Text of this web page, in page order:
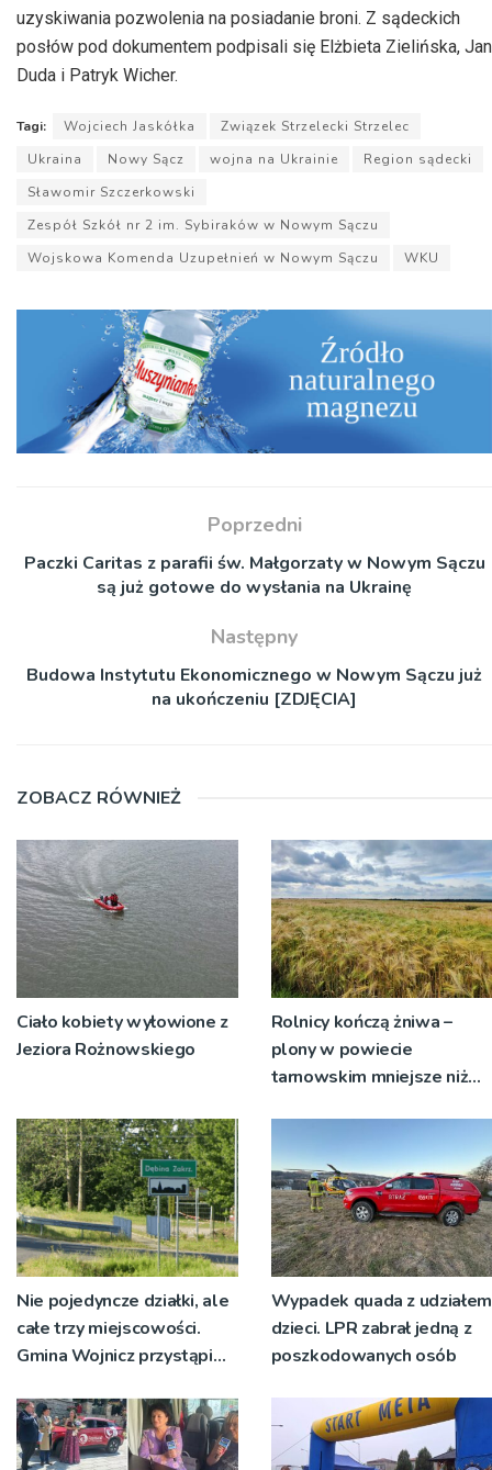
uzyskiwania pozwolenia na posiadanie broni. Z sądeckich
posłów pod dokumentem podpisali się Elżbieta Zielińska, Jan
Duda i Patryk Wicher.
Tagi: Wojciech Jaskółka
Związek Strzelecki Strzelec
Ukraina
Nowy Sącz wojna na Ukrainie
Region sądecki
Sławomir Szczerkowski
Zespół Szkół nr 2 im. Sybiraków w Nowym Sączu
Wojskowa Komenda Uzupełnień w Nowym Sączu
WKU
Poprzedni
Paczki Caritas z parafii św. Małgorzaty w Nowym Sączu
są już gotowe do wysłania na Ukrainę
Następny
Budowa Instytutu Ekonomicznego w Nowym Sączu już
na ukończeniu [ZDJĘCIA]
ZOBACZ RÓWNIEŻ
Ciało kobiety wyłowione z
Jeziora Rożnowskiego
Rolnicy kończą żniwa –
plony w powiecie
tarnowskim mniejsze niż
Nie pojedyncze działki, ale
całe trzy miejscowości.
Gmina Wojnicz przystąpi
planistycznych
Wypadek quada z udziałem
dzieci. LPR zabrał jedną z
poszkodowanych osób